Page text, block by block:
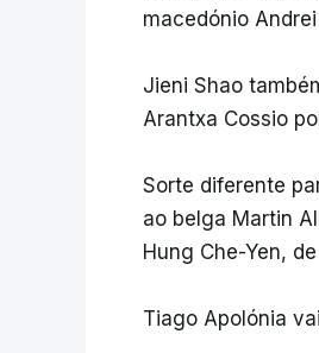
macedónio
Jieni Shao
Arantxa Cossio
Sorte diferente
ao belga Martin
Hung Che-Yen,
Tiago Apolónia